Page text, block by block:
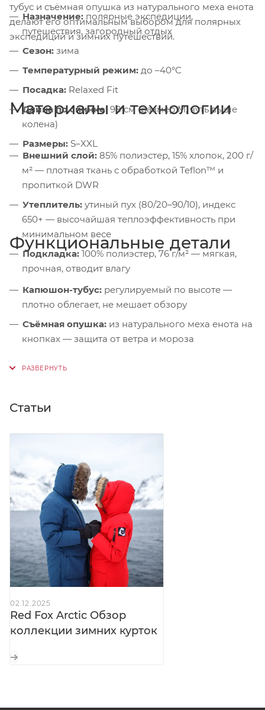
тубус и съёмная опушка из натурального меха енота
делают его оптимальным выбором для полярных
экспедиций и зимних путешествий.
Назначение: полярные экспедиции,
путешествия, загородный отдых
Сезон: зима
Температурный режим: до –40°C
Посадка: Relaxed Fit
Длина по спинке: 98 см (размер M, чуть выше
колена)
Размеры: S–XXL
Материалы и технологии
Внешний слой: 85% полиэстер, 15% хлопок, 200 г/
м² — плотная ткань с обработкой Teflon™ и
пропиткой DWR
Утеплитель: утиный пух (80/20–90/10), индекс
650+ — высочайшая теплоэффективность при
минимальном весе
Подкладка: 100% полиэстер, 76 г/м² — мягкая,
прочная, отводит влагу
Функциональные детали
Капюшон-тубус: регулируемый по высоте —
плотно облегает, не мешает обзору
Съёмная опушка: из натурального меха енота на
кнопках — защита от ветра и мороза
слой в зоне плеч — усиленная защита от холода
— от раздражения
Нагрудные и боковые карманы:
влагозащитных молниях с флисом High Loft —
тепло для рук и мелочей
Карман на рукаве:
с влагозащитной молнией —
для пропуска или гаджетов
Рукава:с регулировкой длины —
подстраиваются под перчатки и рост
Внутренние манжеты:трикотажные —
Внутренние карманы:
вещей
Статьи
02.12.2025
Red Fox Arctic Обзор
коллекции зимних курток